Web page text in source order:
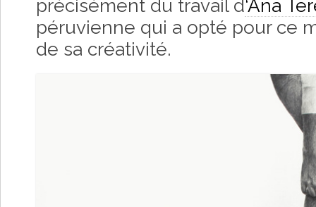
précisément du travail d‘Ana
péruvienne qui a opté pour ce
de sa créativité.